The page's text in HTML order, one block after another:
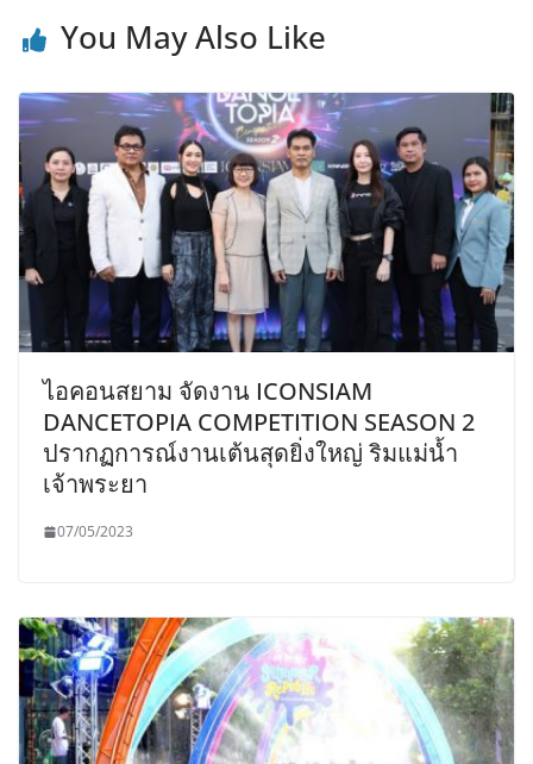
You May Also Like
ไอคอนสยาม จัดงาน ICONSIAM
DANCETOPIA COMPETITION SEASON 2
ปรากฏการณ์งานเต้นสุดยิ่งใหญ่ ริมแม่น้ำ
เจ้าพระยา
07/05/2023